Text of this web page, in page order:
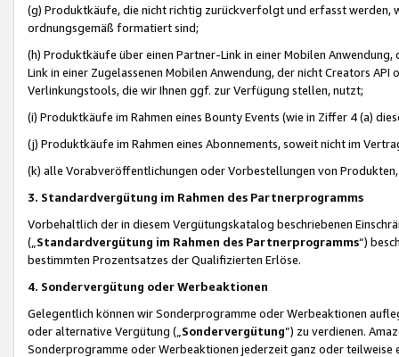
(g) Produktkäufe, die nicht richtig zurückverfolgt und erfasst werden,
ordnungsgemäß formatiert sind;
(h) Produktkäufe über einen Partner-Link in einer Mobilen
Link in einer Zugelassenen Mobilen Anwendung, der nicht Creators
Verlinkungstools, die wir Ihnen ggf. zur Verfügung stellen, nutzt;
(i) Produktkäufe im Rahmen eines Bounty Events (wie in Ziffer 4 (a)
(j) Produktkäufe im Rahmen eines Abonnements, soweit nicht im
(k) alle Vorabveröffentlichungen oder Vorbestellungen von
3. Standardvergütung im Rahmen des Partnerprogramms
Vorbehaltlich der in diesem Vergütungskatalog beschriebenen
(„ Standardvergütung im Rahmen des Partnerprogramms“)
bestimmten Prozentsatzes der Qualifizierten Erlöse.
4. Sondervergütung oder Werbeaktionen
Gelegentlich können wir Sonderprogramme oder Werbeaktionen
oder alternative Vergütung („ Sondervergütung”) zu verdienen.
Sonderprogramme oder Werbeaktionen jederzeit ganz oder